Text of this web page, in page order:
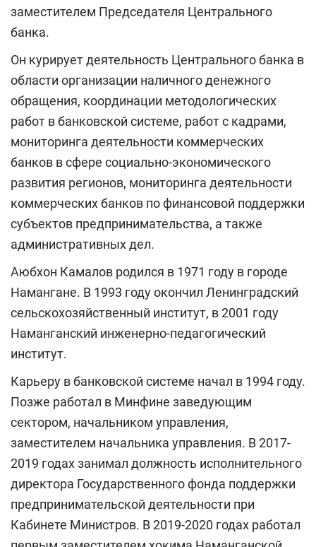
заместителем Председателя Центрального
банка.
Он курирует деятельность Центрального банка в
области организации наличного денежного
обращения, координации методологических
работ в банковской системе, работ с кадрами,
мониторинга деятельности коммерческих
банков в сфере социально-экономического
развития регионов, мониторинга деятельности
коммерческих банков по финансовой поддержки
субъектов предпринимательства, а также
административных дел.
Аюбхон Камалов родился в 1971 году в городе
Намангане. В 1993 году окончил Ленинградский
сельскохозяйственный институт, в 2001 году
Наманганский инженерно-педагогический
институт.
Карьеру в банковской системе начал в 1994 году.
Позже работал в Минфине заведующим
сектором, начальником управления,
заместителем начальника управления. В 2017-
2019 годах занимал должность исполнительного
директора Государственного фонда поддержки
предпринимательской деятельности при
Кабинете Министров. В 2019-2020 годах работал